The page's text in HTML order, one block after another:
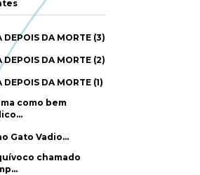
DEPOIS DA MORTE (3)
DEPOIS DA MORTE (2)
DEPOIS DA MORTE (1)
como bem
Gato Vadio…
chamado